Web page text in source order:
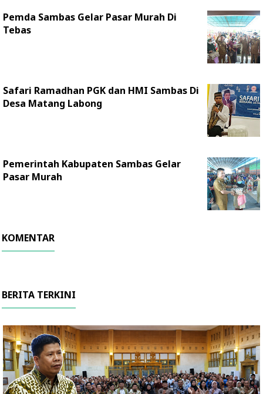
Pemda Sambas Gelar Pasar Murah Di
Tebas
Safari Ramadhan PGK dan HMI Sambas Di
Desa Matang Labong
Pemerintah Kabupaten Sambas Gelar
Pasar Murah
KOMENTAR
BERITA TERKINI